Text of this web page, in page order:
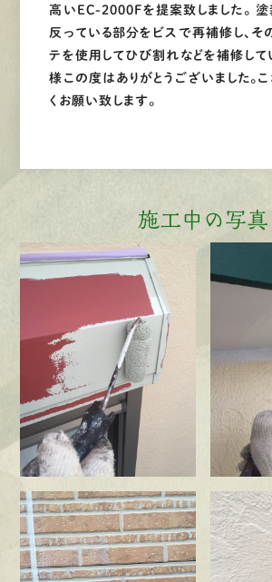
高いEC-2000Fを提案致しました。 塗
反っている部分をビスで再補修し、そ
テを使用してひび割れなどを補修して
様この度はありがとうございました。
くお願い致します。
施工中の写真